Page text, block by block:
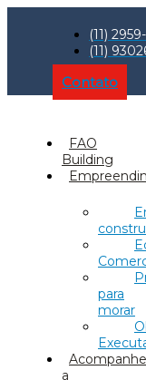
(11)
(11)
Contato
FAO
Building
para
morar
Acompanhe
a